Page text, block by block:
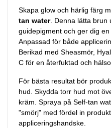
Skapa glow och härlig färg
tan water. Denna lätta brun
guidepigment och ger dig
Anpassad för både
Berikad med Sheasmör,
C för en återfuktad och
För bästa resultat bör
hud. Skydda torr hud mot
kräm. Spraya på Self-tan
"smörj" med fördel in
appliceringshandske.